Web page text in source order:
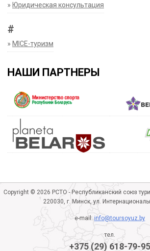
» Юридическая консультация
#
» MICE-туризм
НАШИ ПАРТНЕРЫ
Copyright © 2026 РСТО - Республиканский союз
220030, г. Минск, ул.
e-mail:info@toursoyuz.by
тел.
+375 (29) 618-79-95